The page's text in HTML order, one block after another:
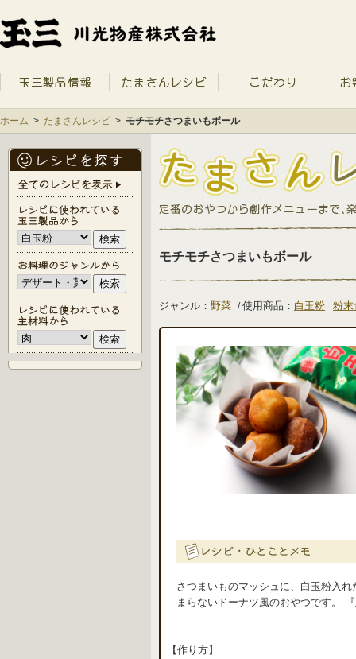
ホーム > たまさんレシピ > モチモチさつまいもボール
モチモチさつまいもボール
ジャンル： 野菜 /使用商品： 白玉粉 粉末
さつまいものマッシュに、白玉粉入
まらないドーナツ風のおやつです。
【作り方】